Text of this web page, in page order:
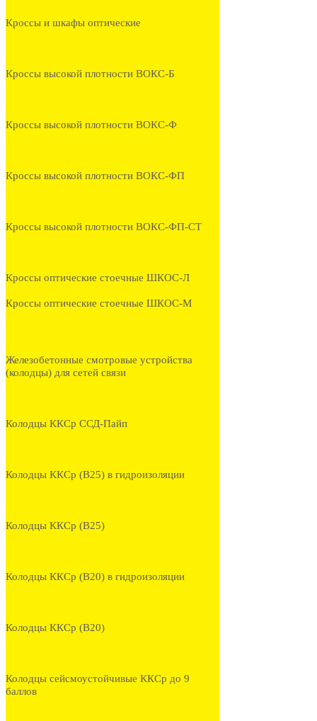
Кроссы и шкафы оптические
Кроссы высокой плотности ВОКС-Б
Кроссы высокой плотности ВОКС-Ф
Кроссы высокой плотности ВОКС-ФП
Кроссы высокой плотности ВОКС-ФП-СТ
Кроссы оптические стоечные ШКОС-Л
Кроссы оптические стоечные ШКОС-М
Железобетонные смотровые устройства
(колодцы) для сетей связи
Колодцы ККСр ССД-Пайп
Колодцы ККСр (В25) в гидроизоляции
Колодцы ККСр (В25)
Колодцы ККСр (В20) в гидроизоляции
Колодцы ККСр (В20)
Колодцы сейсмоустойчивые ККСр до 9
баллов